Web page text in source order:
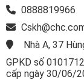
0888819966
Nhà A, 37
GPKD số
cấp ngày 30/06/